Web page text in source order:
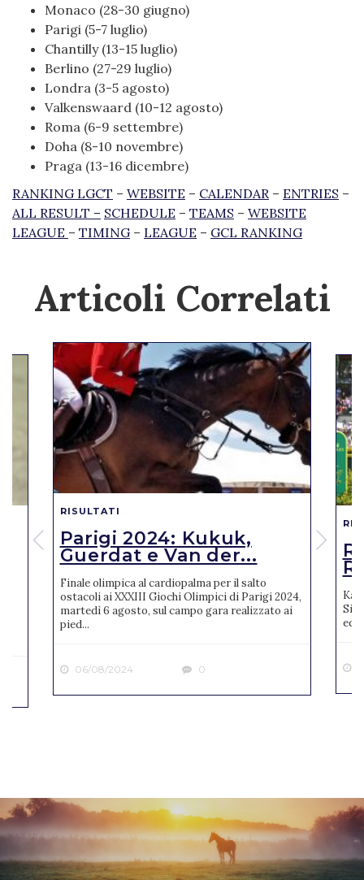
Monaco (28-30 giugno)
Parigi (5-7 luglio)
Chantilly (13-15 luglio)
Berlino (27-29 luglio)
Londra (3-5 agosto)
Valkenswaard (10-12 agosto)
Roma (6-9 settembre)
Doha (8-10 novembre)
Praga (13-16 dicembre)
RANKING LGCT – WEBSITE – CALENDAR – ENTRIES –
ALL RESULT – SCHEDULE – TEAMS – WEBSITE
LEAGUE – TIMING – LEAGUE – GCL RANKING
Articoli Correlati
RISULTATI
Parigi 2024: Kukuk,
Guerdat e Van der...
Finale olimpica al cardiopalma per il salto
ostacoli ai XXXIII Giochi Olimpici di Parigi 2024,
martedì 6 agosto, sul campo gara realizzato ai
pied...
06/08/2024 0